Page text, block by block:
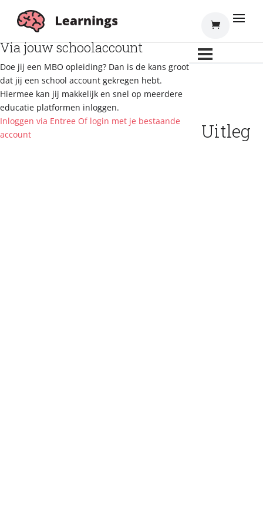
Inloggen
Via jouw schoolaccount
Doe jij een MBO opleiding? Dan is de kans groot
dat jij een school account gekregen hebt.
Hiermee kan jij makkelijk en snel op meerdere
educatie platformen inloggen.
Inloggen via Entree Of login met je bestaande
account
Uitleg